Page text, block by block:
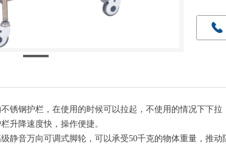
锈钢护栏，在使用的时候可以拉起，不使用的情况下下
升降速度快，操作便捷。
静音万向可调式脚轮，可以承受50千克的物体重量，推
끅